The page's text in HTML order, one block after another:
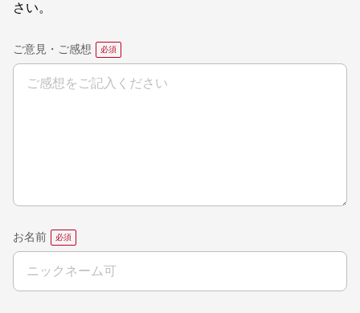
さい。
ご意見・ご感想
お名前